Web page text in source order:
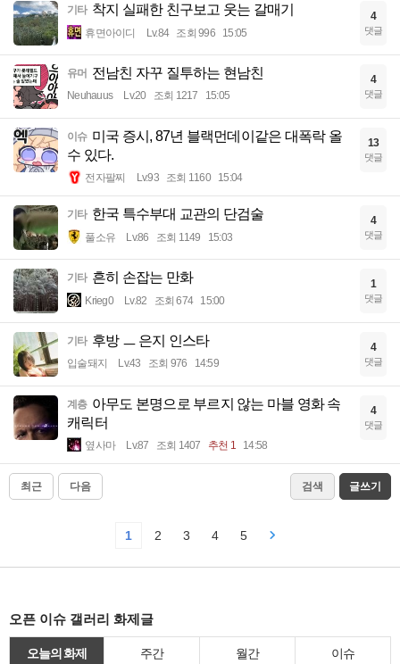
기타 착지 실패한 친구보고 웃는 갈매기
휴면아이디 Lv.84 조회 996 15:05
4
댓글
유머 전남친 자꾸 질투하는 현남친
Neuhauus Lv.20 조회 1217 15:05
4
댓글
이슈 미국 증시, 87년 블랙먼데이같은 대폭락 올
수 있다.
전자팔찌 Lv.93 조회 1160 15:04
13
댓글
기타 한국 특수부대 교관의 단검술
풀소유 Lv.86 조회 1149 15:03
4
댓글
기타 흔히 손잡는 만화
Krieg0 Lv.82 조회 674 15:00
1
댓글
기타 후방 ㅡ 은지 인스타
입술돼지 Lv.43 조회 976 14:59
4
댓글
계층 아무도 본명으로 부르지 않는 마블 영화 속
캐릭터
옆사마 Lv.87 조회 1407 추천 1 14:58
4
댓글
최근 다음 검색 글쓰기
1 2 3 4 5
오픈 이슈 갤러리 화제글
오늘의 화제 주간 월간 이슈